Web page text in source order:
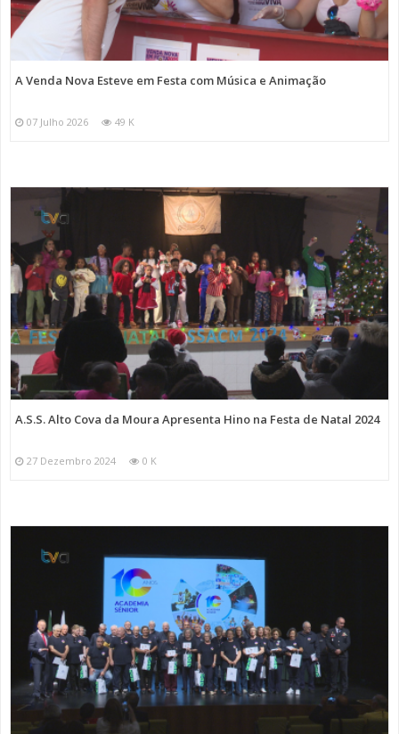
A Venda Nova Esteve em Festa com Música e Animação
07 Julho 2026 49 K
A.S.S. Alto Cova da Moura Apresenta Hino na Festa de Natal 2024
27 Dezembro 2024 0 K